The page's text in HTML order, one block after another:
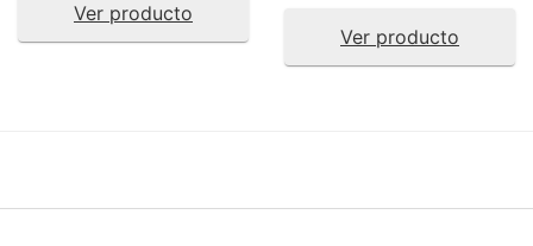
Ver producto
Ver producto